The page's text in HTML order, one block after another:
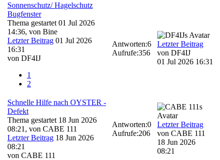
Sonnenschutz/ Hagelschutz
Bugfenster
Thema gestartet 01 Jul 2026
14:36, von Bine
Letzter Beitrag 01 Jul 2026
16:31
von DF4IJ
1
2
Antworten:6
Aufrufe:356
Letzter Beitrag
von DF4IJ
01 Jul 2026 16:31
Schnelle Hilfe nach OYSTER -
Defekt
Thema gestartet 18 Jun 2026
08:21, von CABE 111
Letzter Beitrag 18 Jun 2026
08:21
von CABE 111
Antworten:0
Aufrufe:206
Letzter Beitrag
von CABE 111
18 Jun 2026
08:21